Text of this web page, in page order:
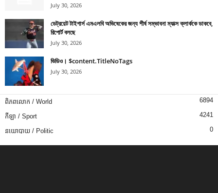
July 30, 2026
ডেট্রয়েট টাইগার্স এমএলবি অভিষেকের জন্য শীর্ষ সম্ভাবনা ম্যাক্স ক্লার্ককে ডাকবে,
রিপোর্ট বলছে
July 30, 2026
ভিডিও। $content.TitleNoTags
July 30, 2026
ពិភពលោក / World 6894
កីឡា / Sport 4241
នយោបាយ / Politic 0